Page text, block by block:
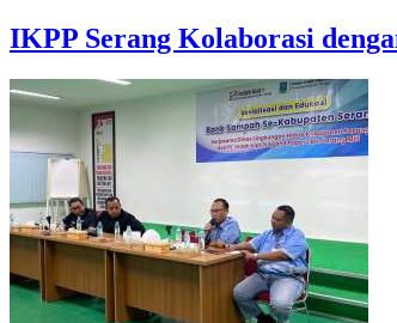
IKPP Serang Kolaborasi